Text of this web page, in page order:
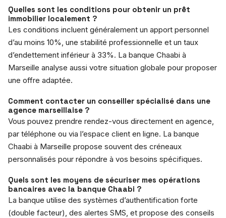
Quelles sont les conditions pour obtenir un prêt
immobilier localement ?
Les conditions incluent généralement un apport personnel
d’au moins 10%, une stabilité professionnelle et un taux
d’endettement inférieur à 33%. La banque Chaabi à
Marseille analyse aussi votre situation globale pour proposer
une offre adaptée.
Comment contacter un conseiller spécialisé dans une
agence marseillaise ?
Vous pouvez prendre rendez-vous directement en agence,
par téléphone ou via l’espace client en ligne. La banque
Chaabi à Marseille propose souvent des créneaux
personnalisés pour répondre à vos besoins spécifiques.
Quels sont les moyens de sécuriser mes opérations
bancaires avec la banque Chaabi ?
La banque utilise des systèmes d’authentification forte
(double facteur), des alertes SMS, et propose des conseils